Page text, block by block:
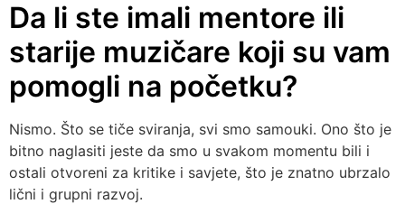
Da li ste imali mentore ili
starije muzičare koji su vam
pomogli na početku?
Nismo. Što se tiče sviranja, svi smo samouki. Ono što je
bitno naglasiti jeste da smo u svakom momentu bili i
ostali otvoreni za kritike i savjete, što je znatno ubrzalo
lični i grupni razvoj.